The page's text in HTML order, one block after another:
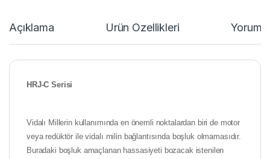
Açıklama Ürün Özellikleri
HRJ-C Serisi
Vidalı Millerin kullanımında en önemli noktalardan biri de motor
veya redüktör ile vidalı milin bağlantısında boşluk olmamasıdır.
Buradaki boşluk amaçlanan hassasiyeti bozacak istenilen